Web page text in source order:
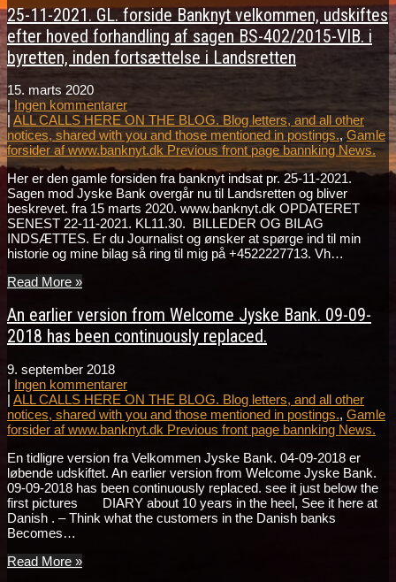
25-11-2021. GL. forside Banknyt velkommen, udskiftes
efter hoved forhandling af sagen BS-402/2015-VIB. i
byretten, inden fortsættelse i Landsretten
15. marts 2020
| Ingen kommentarer
| ALL CALLS HERE ON THE BLOG. Blog letters, and all other
notices, shared with you and those mentioned in postings., Gamle
forsider af www.banknyt.dk Previous front page bannking News.
Her er den gamle forsiden fra banknyt indsat pr. 25-11-2021.
Sagen mod Jyske Bank overgår nu til Landsretten og bliver
beskrevet. fra 15 marts 2020. www.banknyt.dk OPDATERET
SENEST 22-11-2021. KL11.30. BILLEDER OG BILAG
INDSÆTTES. Er du Journalist og ønsker at spørge ind til min
historie og mine bilag så ring til mig på +4522227713. Vh…
Read More »
An earlier version from Welcome Jyske Bank. 09-09-
2018 has been continuously replaced.
9. september 2018
| Ingen kommentarer
| ALL CALLS HERE ON THE BLOG. Blog letters, and all other
notices, shared with you and those mentioned in postings., Gamle
forsider af www.banknyt.dk Previous front page bannking News.
En tidligre version fra Velkommen Jyske Bank. 04-09-2018 er
løbende udskiftet. An earlier version from Welcome Jyske Bank.
09-09-2018 has been continuously replaced. see it just below the
first pictures DIARY about 10 years in the heel, See it here at
Danish . – Think what the customers in the Danish banks
Becomes…
Read More »